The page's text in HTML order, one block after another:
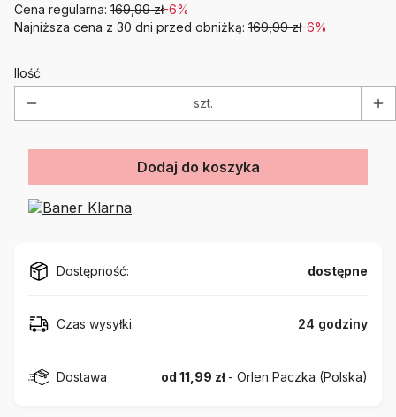
Cena regularna: 169,99 zł-6%
Najniższa cena z 30 dni przed obniżką: 169,99 zł-6%
Ilość
szt.
Dodaj do koszyka
Dostępność: dostępne
Czas wysyłki: 24 godziny
Dostawa od 11,99 zł - Orlen Paczka (Polska)